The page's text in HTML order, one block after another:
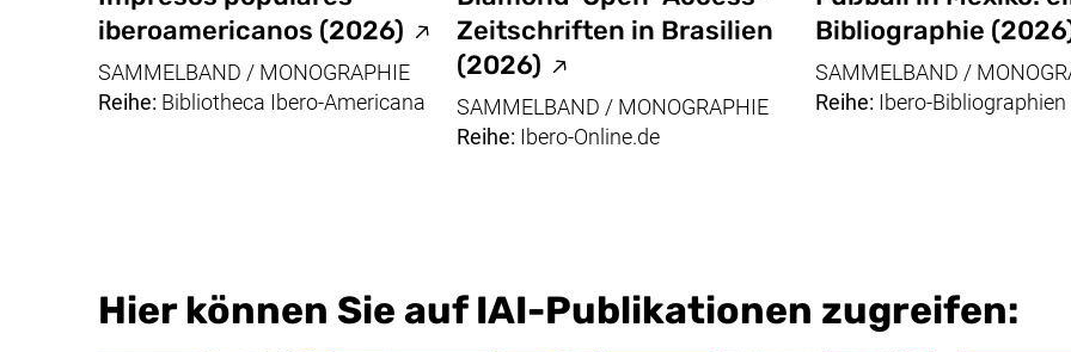
iberoamericanos (2026) (externer Link, öffnet neues Fenster, Seite ist nicht
SAMMELBAND / MONOGRAPHIE
Reihe: Bibliotheca Ibero-Americana
Zeitschriften in Brasilien
(2026) (externer Link, öffnet neues Fenster,
SAMMELBAND / MONOGRAPHIE
Reihe: Ibero-Online.de
Bibliographie
SAMMELBAND /
Reihe: Ibero-Bibliographien
Hier können Sie auf IAI-Publikationen zugreifen: